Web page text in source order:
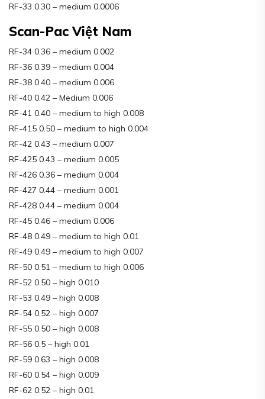
RF-33 0.30 – medium 0.0006
Scan-Pac Việt Nam
RF-34 0.36 – medium 0.002
RF-36 0.39 – medium 0.004
RF-38 0.40 – medium 0.006
RF-40 0.42 – Medium 0.006
RF-41 0.40 – medium to high 0.008
RF-415 0.50 – medium to high 0.004
RF-42 0.43 – medium 0.007
RF-425 0.43 – medium 0.005
RF-426 0.36 – medium 0.004
RF-427 0.44 – medium 0.001
RF-428 0.44 – medium 0.004
RF-45 0.46 – medium 0.006
RF-48 0.49 – medium to high 0.01
RF-49 0.49 – medium to high 0.007
RF-50 0.51 – medium to high 0.006
RF-52 0.50 – high 0.010
RF-53 0.49 – high 0.008
RF-54 0.52 – high 0.007
RF-55 0.50 – high 0.008
RF-56 0.5 – high 0.01
RF-59 0.63 – high 0.008
RF-60 0.54 – high 0.009
RF-62 0.52 – high 0.01